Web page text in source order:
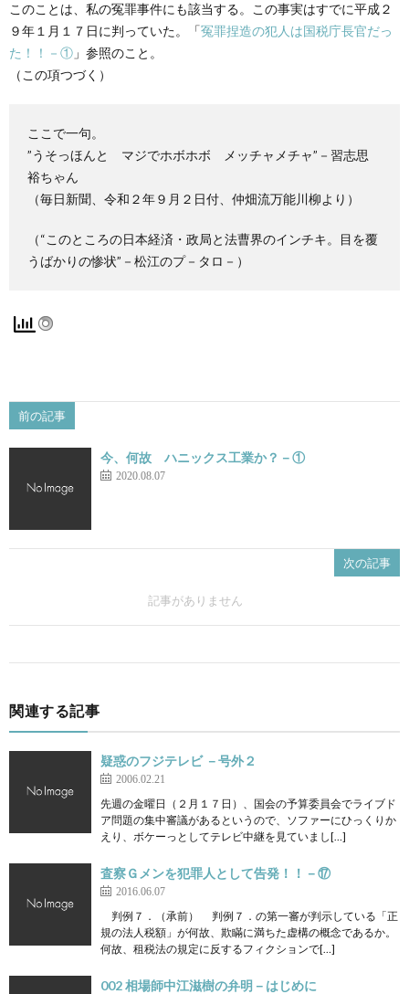
このことは、私の冤罪事件にも該当する。この事実はすでに平成２
９年１月１７日に判っていた。「冤罪捏造の犯人は国税庁長官だっ
た！！－① 」参照のこと。
（この項つづく）
ここで一句。
”うそっほんと マジでホボホボ メッチャメチャ”－習志思
裕ちゃん
（毎日新聞、令和２年９月２日付、仲畑流万能川柳より）
（“このところの日本経済・政局と法曹界のインチキ。目を覆
うばかりの惨状”－松江のプ－タロ－）
前の記事
今、何故 ハニックス工業か？－①
2020.08.07
次の記事
記事がありません
関連する記事
疑惑のフジテレビ －号外２
2006.02.21
先週の金曜日（２月１７日）、国会の予算委員会でライブド
ア問題の集中審議があるというので、ソファーにひっくりか
えり、ボケーっとしてテレビ中継を見ていまし[…]
査察Ｇメンを犯罪人として告発！！－⑰
2016.06.07
判例７．（承前） 判例７．の第一審が判示している「正
規の法人税額」が何故、欺瞞に満ちた虚構の概念であるか。
何故、租税法の規定に反するフィクションで[…]
002 相場師中江滋樹の弁明－はじめに